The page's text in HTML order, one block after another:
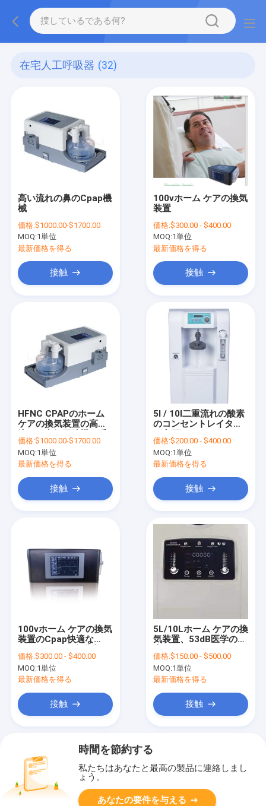
在宅人工呼吸器 (32)
高い流れの鼻のCpap機
械
価格:$1000.00-$1700.00
MOQ:1単位
最新価格を得る
接触
100vホーム ケアの換気
装置
価格:$300.00 - $400.00
MOQ:1単位
最新価格を得る
接触
HFNC CPAPのホーム
ケアの換気装置の高い
吸装置のない鼻の
Cannulaの酸素療法
HFNC
価格:$1000.00-$1700.00
MOQ:1単位
最新価格を得る
接触
5l / 10l二重流れの酸素
のコンセントレイター
価格:$200.00 - $400.00
MOQ:1単位
最新価格を得る
接触
100vホーム ケアの換気
装置のCpap快適な
価格:$300.00 - $400.00
MOQ:1単位
最新価格を得る
接触
5L/10Lホーム ケアの換
気装置、53dB医学の酸
ー
価格:$150.00 - $500.00
MOQ:1単位
最新価格を得る
接触
時間を節約する
私たちはあなたと最高の製品に連絡しまし
ょう。
あなたの要件を与える